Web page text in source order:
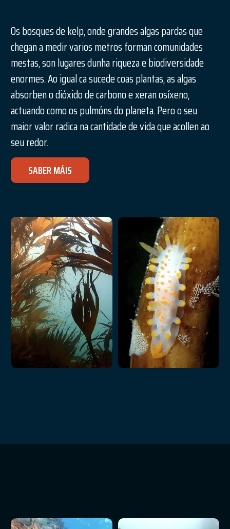
Os bosques de kelp, onde grandes algas pardas que
chegan a medir varios metros forman comunidades
mestas, son lugares dunha riqueza e biodiversidade
enormes. Ao igual ca sucede coas plantas, as algas
absorben o dióxido de carbono e xeran osíxeno,
actuando como os pulmóns do planeta. Pero o seu
maior valor radica na cantidade de vida que acollen ao
seu redor.
SABER MÁIS